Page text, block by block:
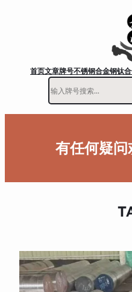
首页文章牌号不锈钢合金钢钛
有任何疑